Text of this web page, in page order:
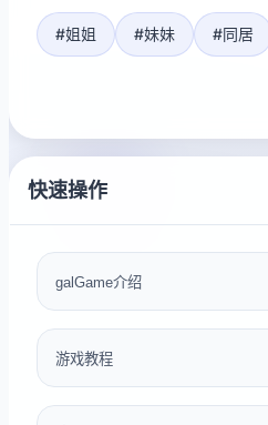
#姐姐 #妹妹 #同居
快速操作
galGame介绍
游戏教程